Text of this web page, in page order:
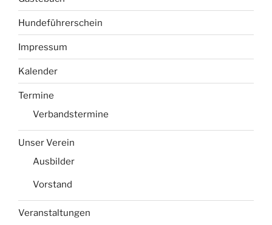
Hundeführerschein
Impressum
Kalender
Termine
Verbandstermine
Unser Verein
Ausbilder
Vorstand
Veranstaltungen